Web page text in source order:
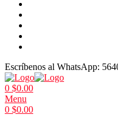
Escríbenos al WhatsApp:
0 $0.00
Menu
0 $0.00